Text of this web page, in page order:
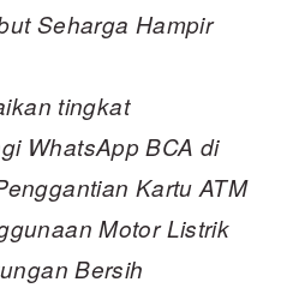
Seharga Hampir
tingkat
WhatsApp BCA di
Kartu ATM
Motor Listrik
Bersih